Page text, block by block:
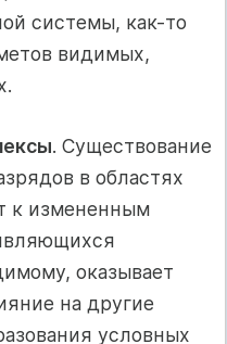
системы, как-то
видимых,
. Существование
в областях
к измененным
оказывает
на другие
условных